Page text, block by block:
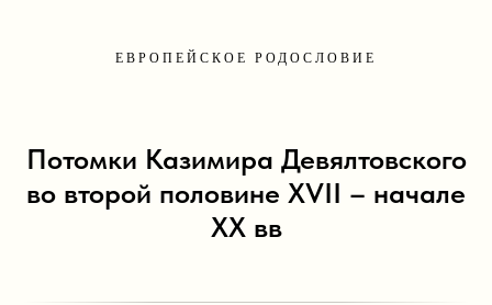
ЕВРОПЕЙСКОЕ РОДОСЛОВИЕ
Потомки Казимира Девялтовского
во второй половине XVII – начале
XX вв